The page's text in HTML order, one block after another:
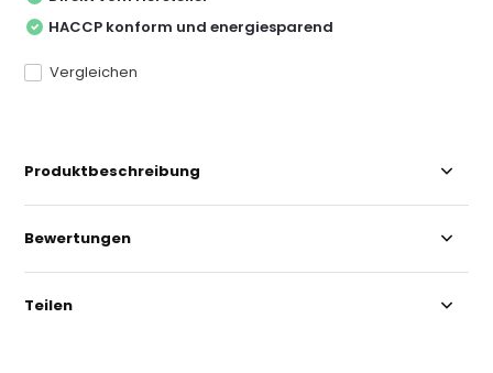
HACCP konform und energiesparend
Vergleichen
Produktbeschreibung
Bewertungen
Teilen